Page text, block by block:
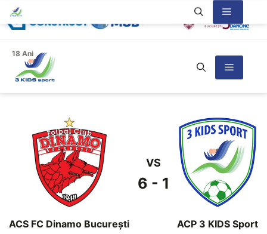
Sari
la
conținut
18 Ani
Meniu
Meniu
ACS FC Dinamo Bucureşti
VS
6 - 1
ACP 3 KIDS Sport